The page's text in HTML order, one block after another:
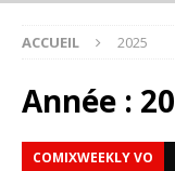
ACCUEIL 2025
Année :
COMIXWEEKLY VO